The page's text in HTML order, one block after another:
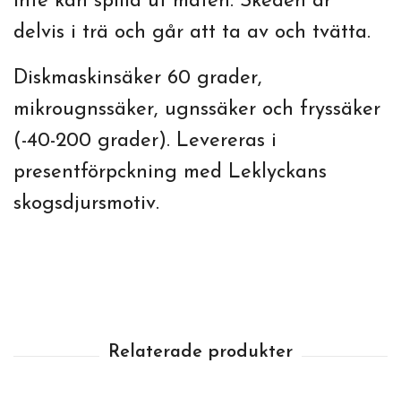
delvis i trä och går att ta av och tvätta.
Diskmaskinsäker 60 grader,
mikrougnssäker, ugnssäker och fryssäker
(-40-200 grader). Levereras i
presentförpckning med Leklyckans
skogsdjursmotiv.